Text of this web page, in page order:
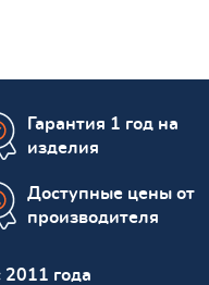
Гарантия 1 год на
изделия
Доступные цены от
производителя
2011 года